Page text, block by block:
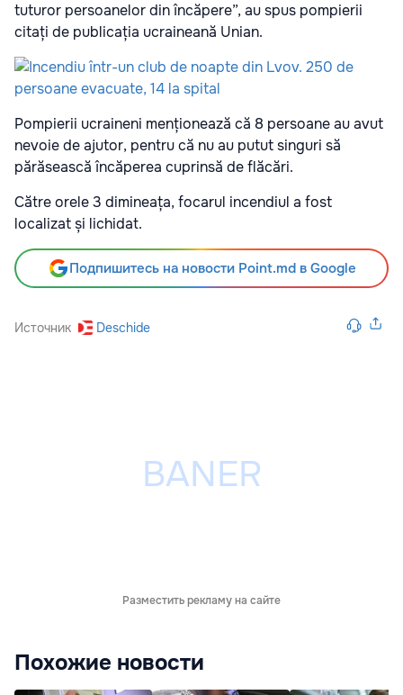
tuturor persoanelor din încăpere”, au spus pompierii
citați de publicația ucraineană Unian.
Pompierii ucraineni menționează că 8 persoane au avut
nevoie de ajutor, pentru că nu au putut singuri să
părăsească încăperea cuprinsă de flăcări.
Către orele 3 dimineața, focarul incendiul a fost
localizat și lichidat.
Подпишитесь на новости Point.md в Google
Источник Deschide
Разместить рекламу на сайте
Похожие новости